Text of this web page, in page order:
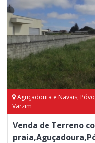
Aguçadoura e Navais,
Varzim
Venda de Terreno